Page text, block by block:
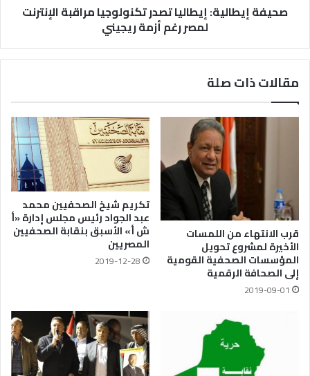
صحيفة إيطالية: إيطاليا تصدر تكنولوجيا مراقبة الإنترنت
لمصر رغم أزمة ريجيني
مقالات ذات صلة
قرب الانتهاء من اللمسات
الأخيرة لمشروع تحويل
المؤسسات الصحفية القومية
إلى الصحافة الرقمية
2019-09-01
تكريم شيخ الصحفيين محمد
عبد الجواد رئيس مجلس إدارة «أ
ش أ» الأسبق بنقابة الصحفيين
المصريين
2019-12-28